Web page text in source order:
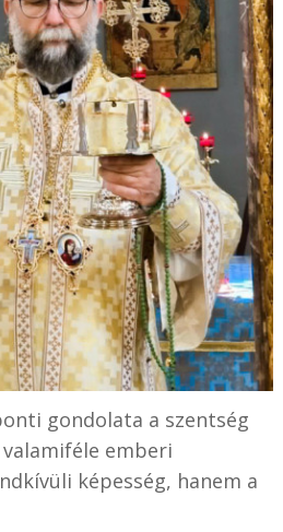
gondolata a szentség
emberi
képesség, hanem a